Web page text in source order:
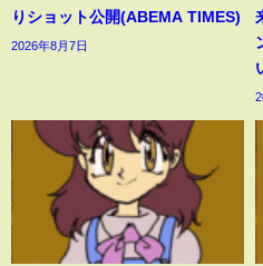
りショット公開(ABEMA TIMES)
2026年8月7日